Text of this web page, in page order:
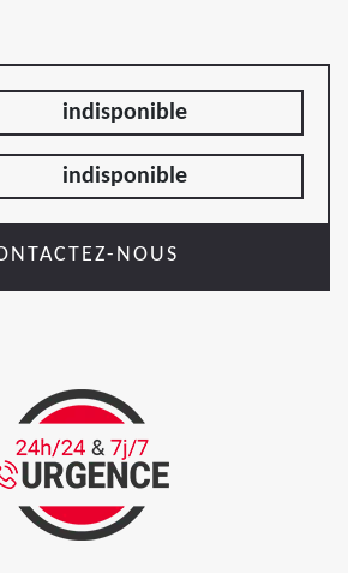
indisponible
indisponible
NOUS